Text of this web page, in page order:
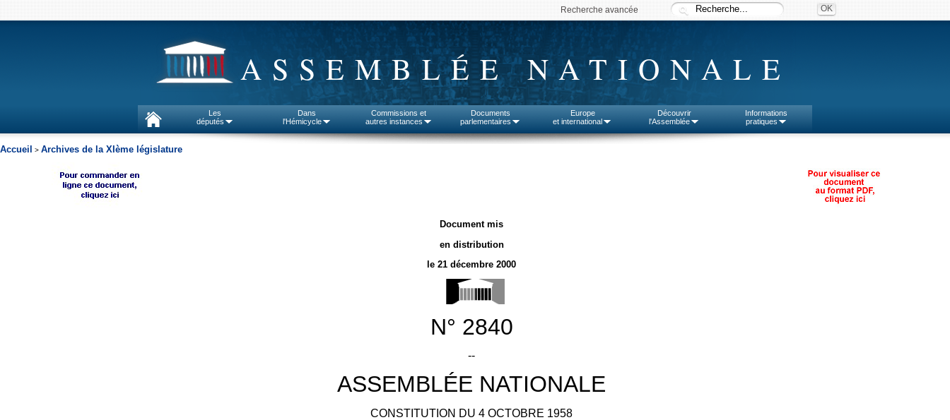
Recherche avancée
ASSEMBLÉE NATIONALE
Les
députés
Dans
l'Hémicycle
Commissions et
autres instances
Documents
parlementaires
Europe
et international
Découvrir
l'Assemblée
Informations
pratiques
Accueil > Archives de la XIème législature
Document mis
en distribution
le 21 décembre 2000
N° 2840
--
ASSEMBLÉE NATIONALE
CONSTITUTION DU 4 OCTOBRE 1958